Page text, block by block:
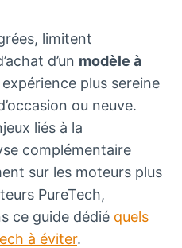
limitent
d’un modèle à
plus sereine
ou neuve.
liés à la
complémentaire
sur les moteurs plus
PureTech,
ce guide dédié quels
à éviter.